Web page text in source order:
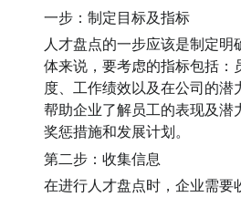
一步：制定目标及指标
人才盘点的一步应该是制定明
体来说，要考虑的指标包括：
度、工作绩效以及在公司的潜
帮助企业了解员工的表现及潜
奖惩措施和发展计划。
第二步：收集信息
在进行人才盘点时，企业需要